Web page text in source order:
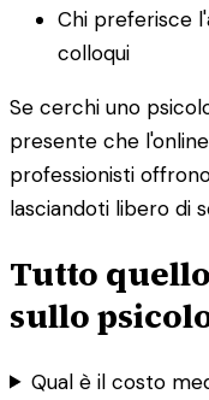
Chi preferisce
colloqui
Se cerchi uno
presente che
professionisti
lasciandoti libero di
Tutto
sullo
Qual è il costo